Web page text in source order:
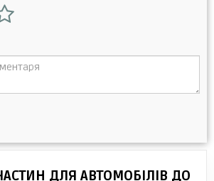
ДЛЯ АВТОМОБІЛІВ ДО